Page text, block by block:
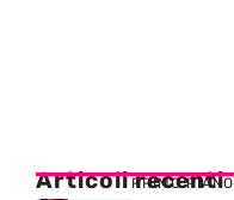
Articoli recenti
PRIMO PIANO